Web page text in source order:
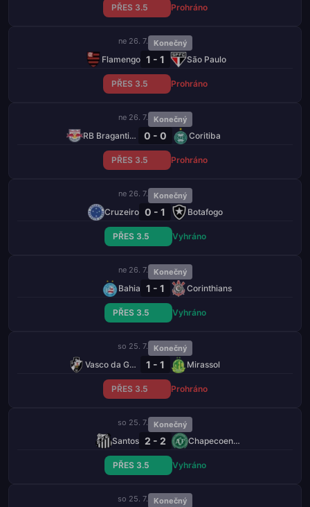
PŘES 3.5 Prohráno
ne 26. 7. Konečný
Flamengo 1 - 1 São Paulo
PŘES 3.5 Prohráno
ne 26. 7. Konečný
RB Bragantino 0 - 0 Coritiba
PŘES 3.5 Prohráno
ne 26. 7. Konečný
Cruzeiro 0 - 1 Botafogo
PŘES 3.5 Vyhráno
ne 26. 7. Konečný
Bahia 1 - 1 Corinthians
PŘES 3.5 Vyhráno
so 25. 7. Konečný
Vasco da Gama 1 - 1 Mirassol
PŘES 3.5 Prohráno
so 25. 7. Konečný
Santos 2 - 2 Chapecoense-sc
PŘES 3.5 Vyhráno
so 25. 7. Konečný